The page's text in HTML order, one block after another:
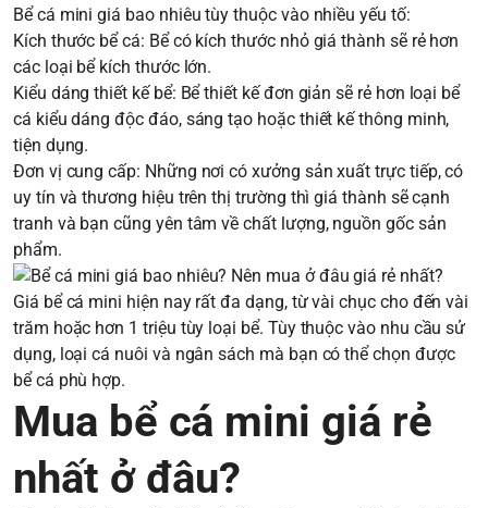
Bể cá mini giá bao nhiêu tùy thuộc vào nhiều yếu tố:
Kích thước bể cá: Bể có kích thước nhỏ giá thành sẽ rẻ hơn
các loại bể kích thước lớn.
Kiểu dáng thiết kế bể: Bể thiết kế đơn giản sẽ rẻ hơn loại bể
cá kiểu dáng độc đáo, sáng tạo hoặc thiết kế thông minh,
tiện dụng.
Đơn vị cung cấp: Những nơi có xưởng sản xuất trực tiếp, có
uy tín và thương hiệu trên thị trường thì giá thành sẽ cạnh
tranh và bạn cũng yên tâm về chất lượng, nguồn gốc sản
phẩm.
Giá bể cá mini hiện nay rất đa dạng, từ vài chục cho đến vài
trăm hoặc hơn 1 triệu tùy loại bể. Tùy thuộc vào nhu cầu sử
dụng, loại cá nuôi và ngân sách mà bạn có thể chọn được
bể cá phù hợp.
Mua bể cá mini giá rẻ
nhất ở đâu?